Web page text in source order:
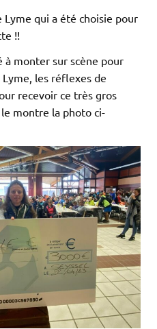
Lyme qui a été choisie pour
!!
monter sur scène pour
les réflexes de
recevoir ce très gros
montre la photo ci-